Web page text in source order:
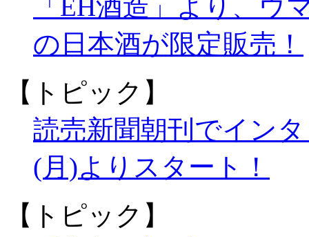
「EH酒造」より、ウ
の日本酒が限定販売！
【トピック】
読売新聞朝刊でイン
(月)よりスタート！
【トピック】